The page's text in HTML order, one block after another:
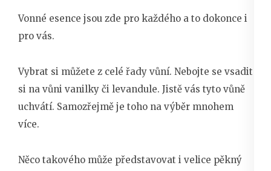
Vonné esence jsou zde pro každého a to dokonce i
pro vás.
Vybrat si můžete z celé řady vůní. Nebojte se vsadit
si na vůni vanilky či levandule. Jistě vás tyto vůně
uchvátí. Samozřejmě je toho na výběr mnohem
více.
Něco takového může představovat i velice pěkný